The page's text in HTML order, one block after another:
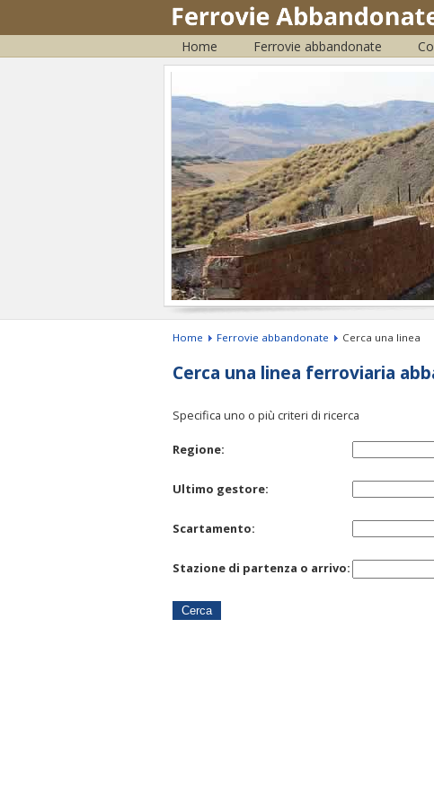
Home Ferrovie abbandonate
Home Ferrovie abbandonate Cerca una linea
Cerca una linea ferroviaria
Specifica uno o più criteri di ricerca
Regione:
Ultimo gestore:
Scartamento:
Stazione di partenza o arrivo: